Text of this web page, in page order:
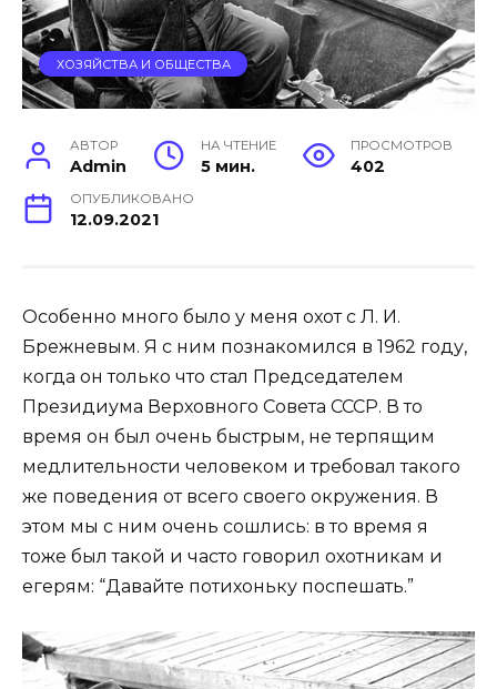
ХОЗЯЙСТВА И ОБЩЕСТВА
АВТОР
Admin
НА ЧТЕНИЕ
5 мин.
ПРОСМОТРОВ
402
ОПУБЛИКОВАНО
12.09.2021
Особенно много было у меня охот с Л. И.
Брежневым. Я с ним познакомился в 1962 году,
когда он только что стал Председателем
Президиума Верховного Совета СССР. В то
время он был очень быстрым, не терпящим
медлительности человеком и требовал такого
же поведения от всего своего окружения. В
этом мы с ним очень сошлись: в то время я
тоже был такой и часто говорил охотникам и
егерям: “Давайте потихоньку поспешать.”